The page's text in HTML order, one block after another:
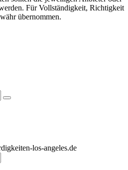
Für Vollständigkeit, Richtigkeit
übernommen.
Search
los-angeles.de